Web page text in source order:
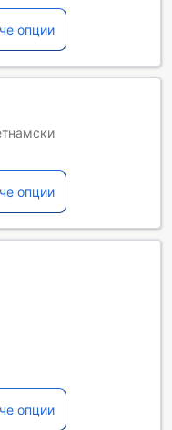
опции
опции
опции